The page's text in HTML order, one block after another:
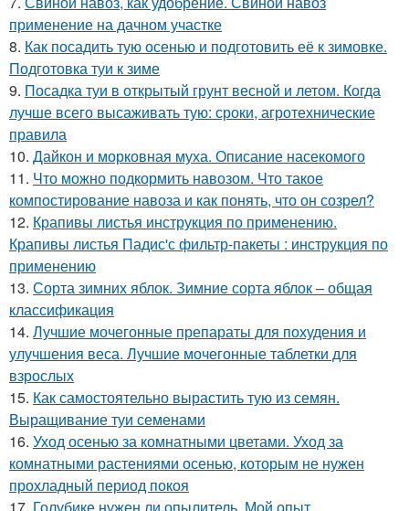
применение на дачном участке
8. Как посадить тую осенью и подготовить её к зимовке.
Подготовка туи к зиме
9. Посадка туи в открытый грунт весной и летом. Когда
лучше всего высаживать тую: сроки, агротехнические
правила
10. Дайкон и морковная муха. Описание насекомого
11. Что можно подкормить навозом. Что такое
компостирование навоза и как понять, что он созрел?
12. Крапивы листья инструкция по применению.
Крапивы листья Падис'с фильтр-пакеты : инструкция по
применению
13. Сорта зимних яблок. Зимние сорта яблок – общая
классификация
14. Лучшие мочегонные препараты для похудения и
улучшения веса. Лучшие мочегонные таблетки для
взрослых
15. Как самостоятельно вырастить тую из семян.
Выращивание туи семенами
16. Уход осенью за комнатными цветами. Уход за
комнатными растениями осенью, которым не нужен
прохладный период покоя